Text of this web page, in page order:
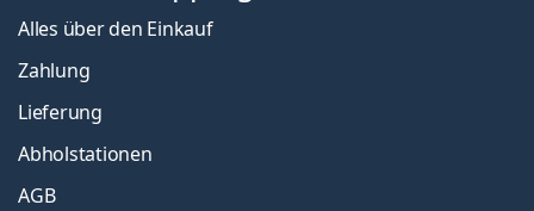
Alles über den Einkauf
Zahlung
Lieferung
Abholstationen
AGB